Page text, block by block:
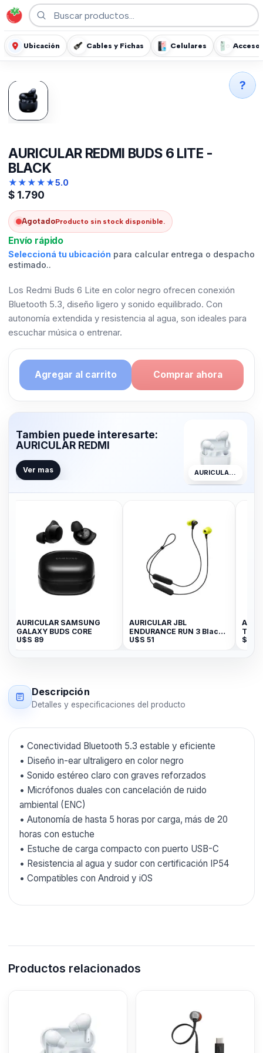
Ubicación Cables y Fichas Celulares
AURICULAR REDMI BUDS 6 LITE -
BLACK
★★★★★5.0
$ 1.790
AgotadoProducto sin stock disponible.
Envío rápido
Seleccioná tu ubicación para calcular entrega o despacho
estimado..
Los Redmi Buds 6 Lite en color negro ofrecen conexión
Bluetooth 5.3, diseño ligero y sonido equilibrado. Con
autonomía extendida y resistencia al agua, son ideales para
escuchar música o entrenar.
Agregar al carrito Comprar ahora
Tambien puede interesarte:
AURICULAR REDMI
Ver mas AURICULAR REDMI
AURICULAR SAMSUNG
GALAXY BUDS CORE
U$S89
AURICULAR JBL
ENDURANCE RUN 3 Black
Lime
U$S51
3D1.290
Descripción
Detalles y especificaciones del producto
• Conectividad Bluetooth 5.3 estable y eficiente
• Diseño in-ear ultraligero en color negro
• Sonido estéreo claro con graves reforzados
• Micrófonos duales con cancelación de ruido
ambiental (ENC)
• Autonomía de hasta 5 horas por carga, más de 20
horas con estuche
• Estuche de carga compacto con puerto USB-C
• Resistencia al agua y sudor con certificación IP54
• Compatibles con Android y iOS
Productos relacionados
?